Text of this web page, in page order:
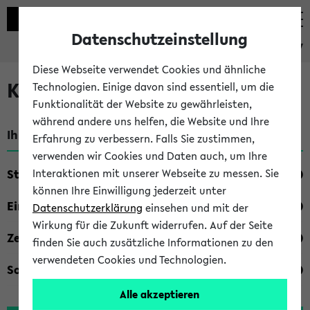
eKVV
Kombisuche im eKVV
Ihre Suchkriterien:
Studienfach
Einrichtung
Zeiten
Sonstiges
Datenschutzeinstellung
Diese Webseite verwendet Cookies und ähnliche
Technologien. Einige davon sind essentiell, um die
Funktionalität der Website zu gewährleisten,
während andere uns helfen, die Website und Ihre
Erfahrung zu verbessern. Falls Sie zustimmen,
verwenden wir Cookies und Daten auch, um Ihre
Interaktionen mit unserer Webseite zu messen. Sie
können Ihre Einwilligung jederzeit unter
Datenschutzerklärung einsehen und mit der
Wirkung für die Zukunft widerrufen. Auf der Seite
finden Sie auch zusätzliche Informationen zu den
verwendeten Cookies und Technologien.
Alle akzeptieren